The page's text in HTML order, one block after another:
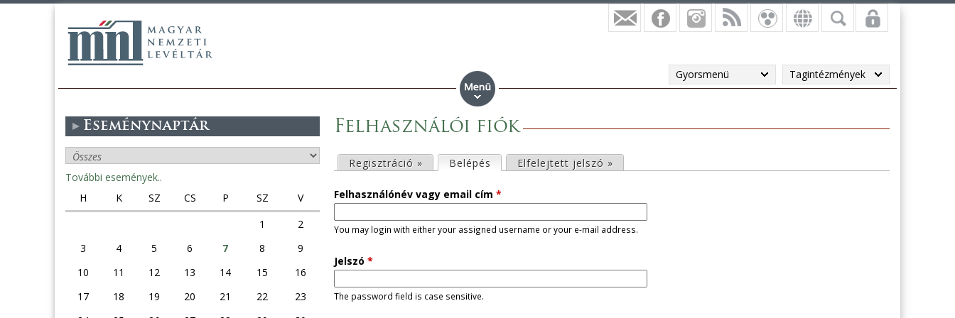
Gyorsmenü Tagintézmények
Felhasználói fiók
l
s
ő
d
Regisztráció » Belépés (aktív fül)Elfelejtett jelszó »
Felhasználónév vagy email cím *
You may login with either your assigned username or your e-mail address.
Jelszó *
The password field is case sensitive.
Eseménynaptár
További események..
H
K SZ CS P SZ
V
1
2
3
4 5 6 7 8
9
10
11 12 13 14 15
16
17
18 19 20 21 22
23